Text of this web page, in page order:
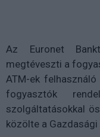
Az Euronet
megtéveszti a
ATM-ek
fogyasztók
szolgáltatásokkal
közölte a